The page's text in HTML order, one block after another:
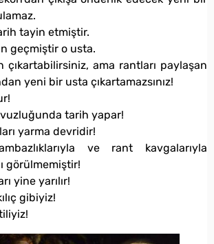
tayin etmiştir.
geçmiştir o usta.
çıkartabilirsiniz, ama rantları paylaşan
yeni bir usta çıkartamazsınız!
tarih yapar!
yarma devridir!
ve rant kavgalarıyla
görülmemiştir!
yine yarılır!
gibiyiz!